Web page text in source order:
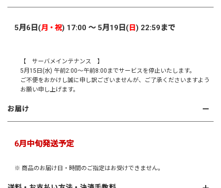
5月6日(月・祝) 17:00 ～ 5月19日( 日) 22:59まで
【 サーバメインテナンス 】
5月15日(水) 午前2:00～午前8:00までサービスを停止いたします。
ご不便をおかけし誠に申し訳ございませんが、ご了承くださいますよう
お願い申し上げます。
お届け
6月中旬発送予定
※ 商品のお届け日・時間のご指定はお受けできません。